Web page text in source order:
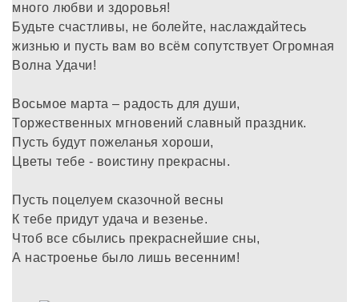
много любви и здоровья!
Будьте счастливы, не болейте, наслаждайтесь
жизнью и пусть вам во всём сопутствует Огромная
Волна Удачи!
Восьмое марта – радость для души,
Торжественных мгновений славный праздник.
Пусть будут пожеланья хороши,
Цветы тебе - воистину прекрасны.
Пусть поцелуем сказочной весны
К тебе придут удача и везенье.
Чтоб все сбылись прекраснейшие сны,
А настроенье было лишь весенним!